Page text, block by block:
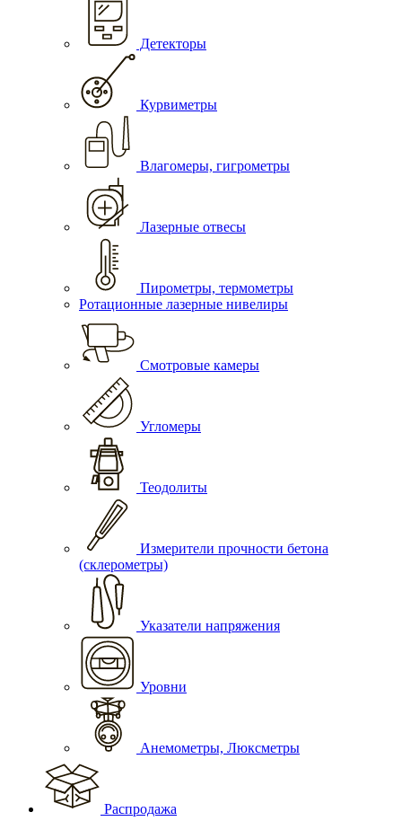
Детекторы
Курвиметры
Влагомеры, гигрометры
Лазерные отвесы
Пирометры, термометры
Ротационные лазерные нивелиры
Смотровые камеры
Угломеры
Теодолиты
Измерители прочности бетона
(склерометры)
Указатели напряжения
Уровни
Анемометры, Люксметры
Распродажа